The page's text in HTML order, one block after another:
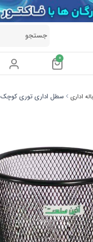
اداری سطل اداری توری کوچک 305
جستجو
0